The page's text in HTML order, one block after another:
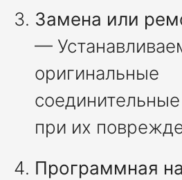
Замена или
—
оригинальные
при их
Программная